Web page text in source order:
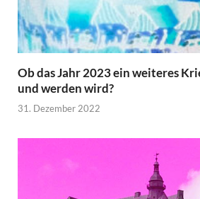
Ob das Jahr 2023 ein weiteres
und werden wird?
31. Dezember 2022